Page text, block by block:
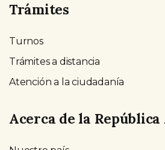
Trámites
Turnos
Trámites a distancia
Atención a la ciudadanía
Acerca de la